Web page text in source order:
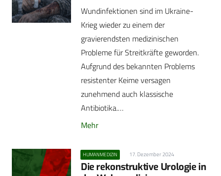
Wundinfektionen sind im Ukraine-
Krieg wieder zu einem der
gravierendsten medizinischen
Probleme für Streitkräfte geworden.
Aufgrund des bekannten Problems
resistenter Keime versagen
zunehmend auch klassische
Antibiotika.…
Mehr
HUMANMEDIZIN 17. Dezember 2024
Die rekonstruktive Urologie in